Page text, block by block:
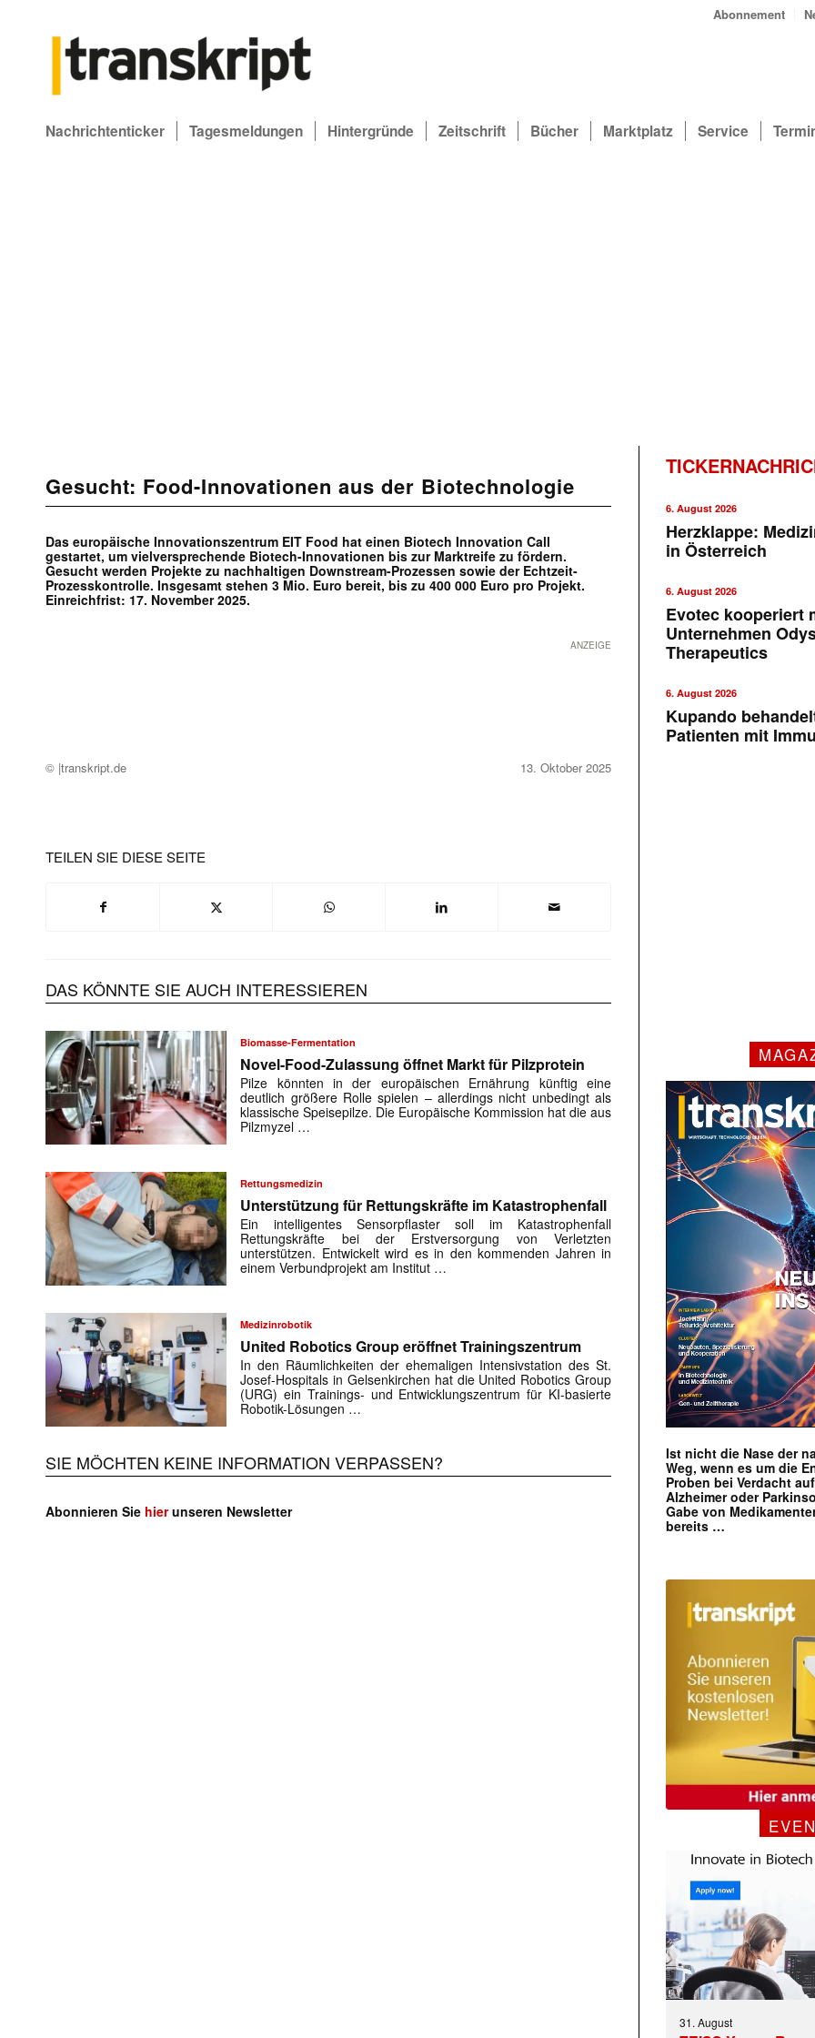
Abonnement
Nachrichtenticker Tagesmeldungen Hintergründe Zeitschrift Bücher Marktplatz Service
Gesucht: Food-Innovationen aus der Biotechnologie
Das europäische Innovationszentrum EIT Food hat einen Biotech Innovation Call
gestartet, um vielversprechende Biotech-Innovationen bis zur Marktreife zu fördern.
Gesucht werden Projekte zu nachhaltigen Downstream-Prozessen sowie der Echtzeit-
Prozesskontrolle. Insgesamt stehen 3 Mio. Euro bereit, bis zu 400 000 Euro pro Projekt.
Einreichfrist: 17. November 2025.
ANZEIGE
© |transkript.de 13. Oktober 2025
TEILEN SIE DIESE SEITE
DAS KÖNNTE SIE AUCH INTERESSIEREN
Biomasse-Fermentation
Novel-Food-Zulassung öffnet Markt für Pilzprotein
Pilze könnten in der europäischen Ernährung künftig eine
deutlich größere Rolle spielen – allerdings nicht unbedingt als
klassische Speisepilze. Die Europäische Kommission hat die aus
Pilzmyzel …
Rettungsmedizin
Unterstützung für Rettungskräfte im Katastrophenfall
Ein intelligentes Sensorpflaster soll im Katastrophenfall
Rettungskräfte bei der Erstversorgung von Verletzten
unterstützen. Entwickelt wird es in den kommenden Jahren in
einem Verbundprojekt am Institut …
Medizinrobotik
United Robotics Group eröffnet Trainingszentrum
In den Räumlichkeiten der ehemaligen Intensivstation des St.
Josef-Hospitals in Gelsenkirchen hat die United Robotics Group
(URG) ein Trainings- und Entwicklungszentrum für KI-basierte
Robotik-Lösungen …
SIE MÖCHTEN KEINE INFORMATION VERPASSEN?
Abonnieren Sie hierunseren Newsletter
6. August 2026
Herzklappe:
in Österreich
6. August 2026
Evotec kooperiert
Unternehmen
Therapeutics
6. August 2026
Kupando
Patienten mit
Ist nicht die Nase der
Weg, wenn es um die
Proben bei Verdacht
Alzheimer oder
Gabe von
bereits …
31. August